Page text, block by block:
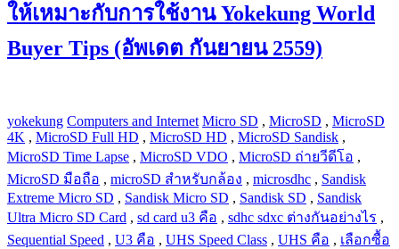
ให้เหมาะกับการใช้งาน Yokekung World
Buyer Tips (อัพเดต กันยายน 2559)
yokekung Computers and Internet Micro SD , MicroSD , MicroSD
4K , MicroSD Full HD , MicroSD HD , MicroSD Sandisk ,
MicroSD Time Lapse , MicroSD VDO , MicroSD ถ่ายวีดีโอ ,
MicroSD มือถือ , microSD สำหรับกล้อง , microsdhc , Sandisk
Extreme Micro SD , Sandisk Micro SD , Sandisk SD , Sandisk
Ultra Micro SD Card , sd card u3 คือ , sdhc sdxc ต่างกันอย่างไร ,
Sequential Speed , U3 คือ , UHS Speed Class , UHS คือ , เลือกซื้อ